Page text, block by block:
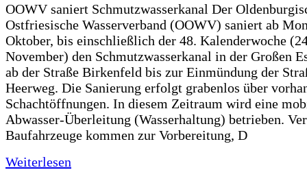
OOWV saniert Schmutzwasserkanal Der
Ostfriesische Wasserverband (OOWV) saniert ab
Oktober, bis einschließlich der 48. Kalenderwoche
November) den Schmutzwasserkanal in der Großen
ab der Straße Birkenfeld bis zur Einmündung der
Heerweg. Die Sanierung erfolgt grabenlos über
Schachtöffnungen. In diesem Zeitraum wird eine
Abwasser-Überleitung (Wasserhaltung) betrieben.
Baufahrzeuge kommen zur Vorbereitung, D
Weiterlesen